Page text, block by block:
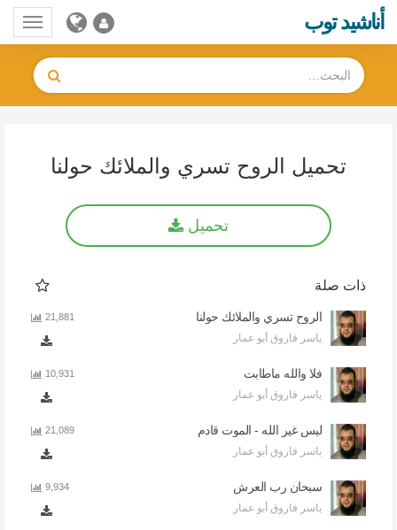
أناشيد توب
تحميل الروح تسري والملائك حولنا
تحميل
ذات صلة
الروح تسري والملائك حولنا
ياسر فاروق أبو عمار
21,881
فلا والله ماطابت
ياسر فاروق أبو عمار
10,931
ليس غير الله - الموت قادم
ياسر فاروق أبو عمار
21,089
سبحان رب العرش
ياسر فاروق أبو عمار
9,934